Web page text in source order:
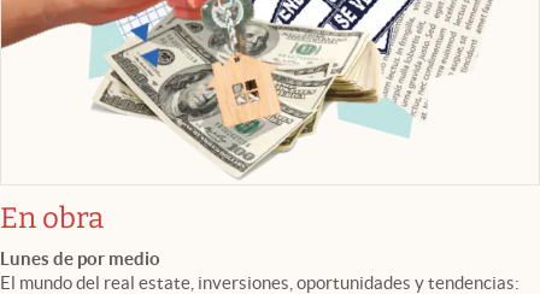
En obra
Lunes de por medio
El mundo del real estate, inversiones, oportunidades y tendencias: